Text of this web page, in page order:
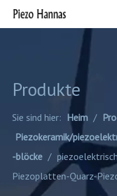
Produkte
Sie sind hier: Heim /
Piezokeramik/
-blöcke /
Piezoplatten-Quarz-